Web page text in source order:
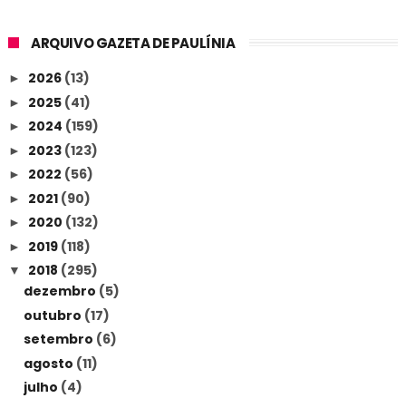
ARQUIVO GAZETA DE PAULÍNIA
► 2026 (13)
► 2025 (41)
► 2024 (159)
► 2023 (123)
► 2022 (56)
► 2021 (90)
► 2020 (132)
► 2019 (118)
▼ 2018 (295)
dezembro (5)
outubro (17)
setembro (6)
agosto (11)
julho (4)